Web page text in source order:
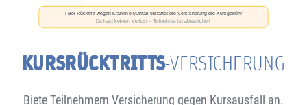
KURSRÜCKTRITTS-VERSICHERUNG
Biete Teilnehmern Versicherung gegen Kursausfall an.